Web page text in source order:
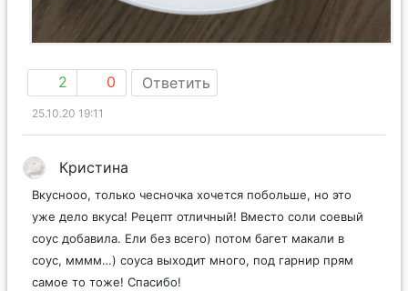
2 0 Ответить
25.10.20 19:11
Кристина
Вкуснооо, только чесночка хочется побольше, но это
уже дело вкуса! Рецепт отличный! Вместо соли соевый
соус добавила. Ели без всего) потом багет макали в
соус, мммм…) соуса выходит много, под гарнир прям
самое то тоже! Спасибо!